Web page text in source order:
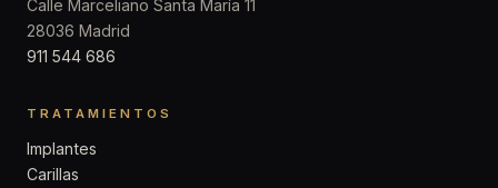
Calle Marceliano Santa María 11
28036 Madrid
911 544 686
TRATAMIENTOS
Implantes
Carillas